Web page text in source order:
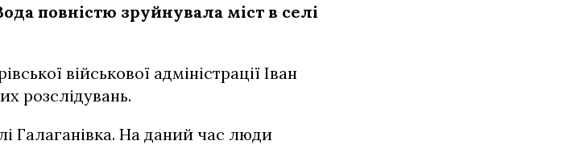
повністю зруйнувала міст в селі
військової адміністрації Іван
розслідувань.
Галаганівка. На даний час люди